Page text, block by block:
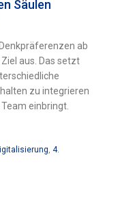
Säulen
ab
aus. Das setzt
zu integrieren
einbringt.
,4.